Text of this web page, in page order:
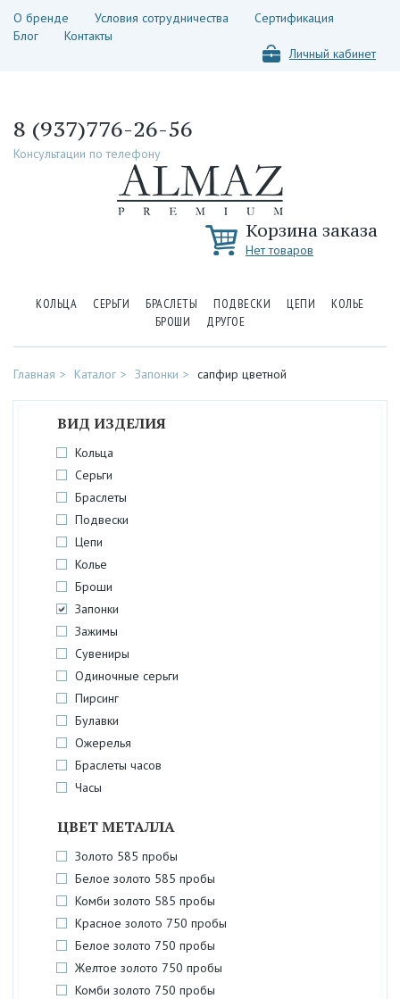
О бренде Условия сотрудничества
Сертификация
Блог
Контакты
Личный кабинет
8 (937)776-26-56
Консультации по телефону
Корзина заказа
Нет товаров
КОЛЬЦА СЕРЬГИ БРАСЛЕТЫ ПОДВЕСКИ ЦЕПИ
КОЛЬЕ
БРОШИ
ДРУГОЕ
Главная Каталог Запонки сапфир цветной
ВИД ИЗДЕЛИЯ
Кольца
Серьги
Браслеты
Подвески
Цепи
Колье
Броши
Запонки
Зажимы
Сувениры
Одиночные серьги
Пирсинг
Булавки
Ожерелья
Браслеты часов
Часы
ЦВЕТ МЕТАЛЛА
Золото 585 пробы
Белое золото 585 пробы
Комби золото 585 пробы
Красное золото 750 пробы
Белое золото 750 пробы
Желтое золото 750 пробы
Комби золото 750 пробы